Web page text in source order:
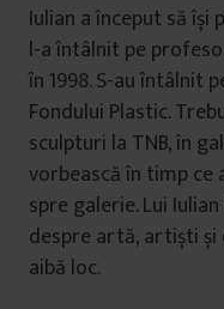
Iulian a început să
l-a întâlnit pe
în 1998. S-au întâlnit
Fondului Plastic.
sculpturi la TNB, în
vorbească în timp ce
spre galerie. Lui
despre artă, artiști și
aibă loc.